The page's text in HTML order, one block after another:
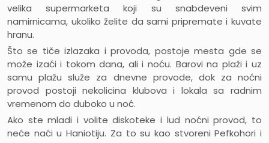
velika supermarketa koji su snabdeveni svim
namirnicama, ukoliko želite da sami pripremate i kuvate
hranu.
Što se tiče izlazaka i provoda, postoje mesta gde se
može izaći i tokom dana, ali i noću. Barovi na plaži i uz
samuplažu služe za dnevne provode, dok za noćni
provod postoji nekolicina klubova i lokala sa radnim
vremenom do duboko u noć.
Ako ste mladi i volite diskoteke i lud noćni provod, to
neće naći uHaniotiju. Za to su kao stvoreni Pefkohori i